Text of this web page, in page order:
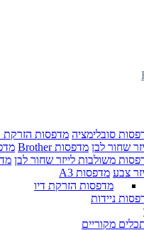
סובלימציה מדפסות הזרקת
שחור לבן מדפסות Brother
משולבות לייזר שחור לבן
צבע מדפסות A3
מדפסות הזרקת דיו
ניידות
מקוריים